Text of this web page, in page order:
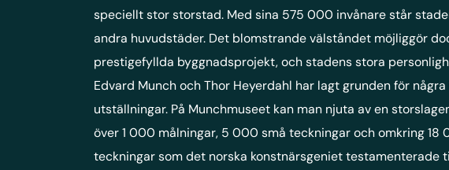
speciellt stor storstad. Med sina 575 000 invånare står
andra huvudstäder. Det blomstrande välståndet möjliggör
prestigefyllda byggnadsprojekt, och stadens stora
Edvard Munch och Thor Heyerdahl har lagt grunden för
utställningar. På Munchmuseet kan man njuta av en
över 1 000 målningar, 5 000 små teckningar och omkring 18
teckningar som det norska konstnärsgeniet testamenterade